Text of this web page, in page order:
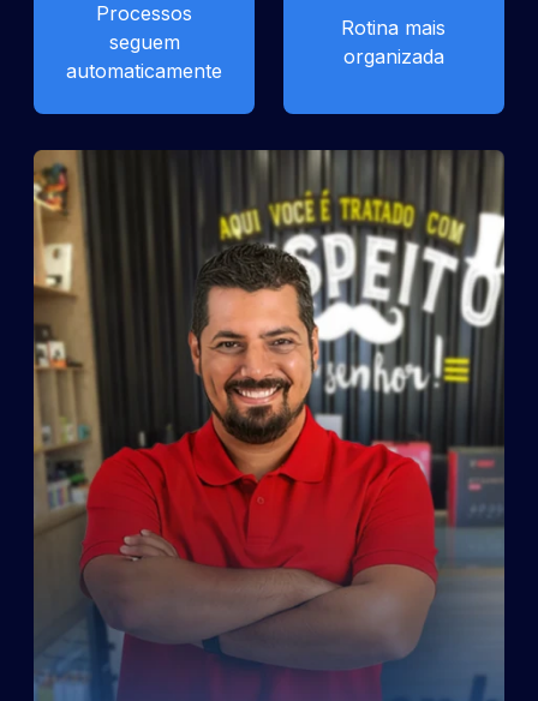
Processos
seguem
automaticamente
Rotina mais
organizada